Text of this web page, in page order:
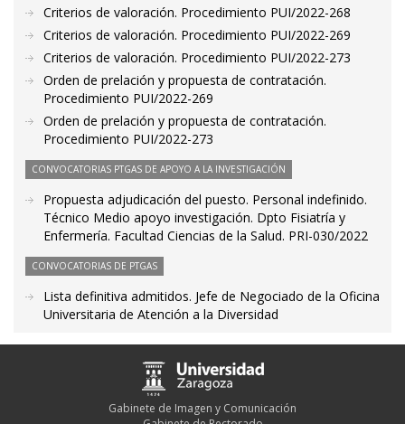
Criterios de valoración. Procedimiento PUI/2022-268
Criterios de valoración. Procedimiento PUI/2022-269
Criterios de valoración. Procedimiento PUI/2022-273
Orden de prelación y propuesta de contratación.
Procedimiento PUI/2022-269
Orden de prelación y propuesta de contratación.
Procedimiento PUI/2022-273
CONVOCATORIAS PTGAS DE APOYO A LA INVESTIGACIÓN
Propuesta adjudicación del puesto. Personal indefinido.
Técnico Medio apoyo investigación. Dpto Fisiatría y
Enfermería. Facultad Ciencias de la Salud. PRI-030/2022
CONVOCATORIAS DE PTGAS
Lista definitiva admitidos. Jefe de Negociado de la Oficina
Universitaria de Atención a la Diversidad
Gabinete de Imagen y Comunicación